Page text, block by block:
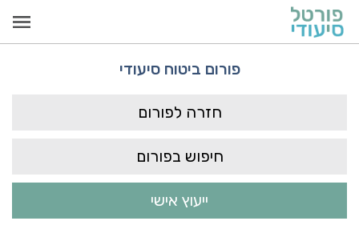
פורום ביטוח סיעודי
חזרה לפורום
חיפוש בפורום
ייעוץ אישי